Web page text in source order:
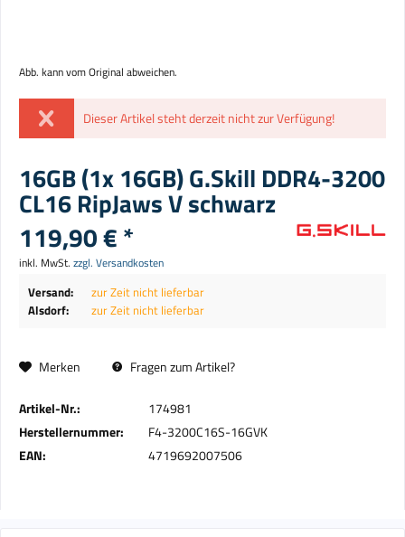
Abb. kann vom Original abweichen.
Dieser Artikel steht derzeit nicht zur Verfügung!
16GB (1x 16GB) G.Skill DDR4-3200
CL16 RipJaws V schwarz
119,90 € *
inkl. MwSt. zzgl. Versandkosten
Versand:
zur Zeit nicht lieferbar
Alsdorf:
zur Zeit nicht lieferbar
Merken Fragen zum Artikel?
Artikel-Nr.:
174981
Herstellernummer:
F4-3200C16S-16GVK
EAN:
4719692007506